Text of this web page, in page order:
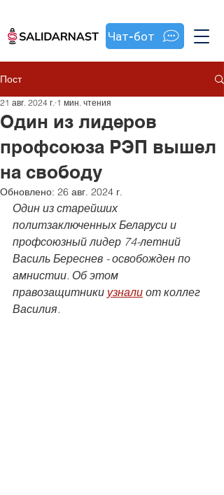
Чат-бот
Пост
Один из лидеров
профсоюза РЭП вышел
на свободу
21 авг. 2024 г. 1 мин. чтения
Обновлено: 26 авг. 2024 г.
Один из старейших
политзаключенных Беларуси и
профсоюзный лидер 74-летний
Василь Береснев - освобожден по
амнистии. Об этом
правозащитники узнали от коллег
Василия.